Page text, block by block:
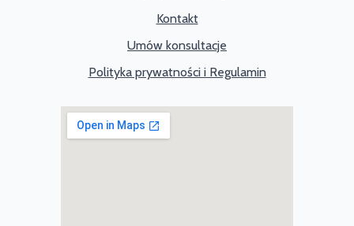
Kontakt
Umów konsultacje
Polityka prywatności i Regulamin